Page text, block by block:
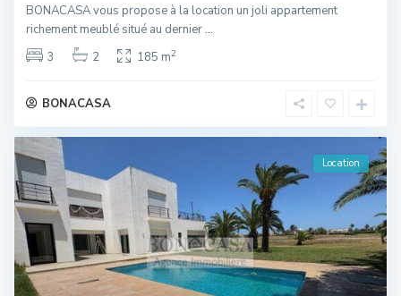
BONACASA vous propose à la location un joli appartement
richement meublé situé au dernier...
3
2 185 m2
BONACASA
Location